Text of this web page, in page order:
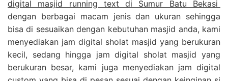
digital masjid running text di Sumur Batu Bekasi
dengan berbagai macam jenis dan ukuran sehingga
bisa di sesuaikan dengan kebutuhan masjid anda, kami
menyediakan jam digital sholat masjid yang berukuran
kecil, sedang hingga jam digital sholat masjid yang
berukuran besar, kami juga menyediakan jam digital